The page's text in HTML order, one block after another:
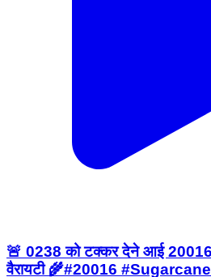
🚨 0238 को टक्कर देने आई
वैरायटी 🌾#20016